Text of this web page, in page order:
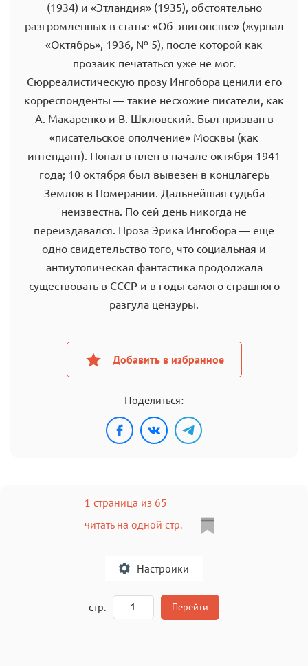
(1934) и «Этландия» (1935), обстоятельно
разгромленных в статье «Об эпигонстве» (журнал
«Октябрь», 1936, № 5), после которой как
прозаик печататься уже не мог.
Сюрреалистическую прозу Ингобора ценили его
корреспонденты — такие несхожие писатели, как
А. Макаренко и В. Шкловский. Был призван в
«писательское ополчение» Москвы (как
интендант). Попал в плен в начале октября 1941
года; 10 октября был вывезен в концлагерь
Землов в Померании. Дальнейшая судьба
неизвестна. По сей день никогда не
переиздавался. Проза Эрика Ингобора — еще
одно свидетельство того, что социальная и
антиутопическая фантастика продолжала
существовать в СССР и в годы самого страшного
разгула цензуры.
Добавить в избранное
Поделиться:
1 страница из 65
читать на одной стр.
Настроики
стр. Перейти